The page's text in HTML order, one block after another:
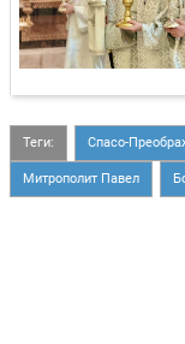
Теги: Спасо-
Митрополит Павел